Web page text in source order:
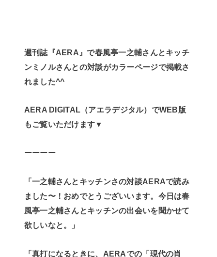
週刊誌『AERA』で春風亭一之輔さんとキッチ
ンミノルさんとの対談がカラーページで掲載さ
れました^^
AERA DIGITAL（アエラデジタル）でWEB版
もご覧いただけます▼
ーーーー
「一之輔さんとキッチンさの対談AERAで読み
ました〜！おめでとうございいます。今日は春
風亭一之輔さんとキッチンの出会いを聞かせて
欲しいなと。」
「真打になるときに、AERAでの「現代の肖